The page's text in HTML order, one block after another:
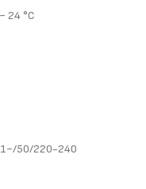
24 °C
1~/50/220-240